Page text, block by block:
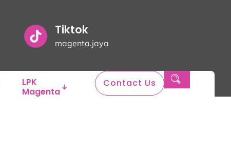
Tiktok
magenta.jaya
LPK
Magenta
Contact Us